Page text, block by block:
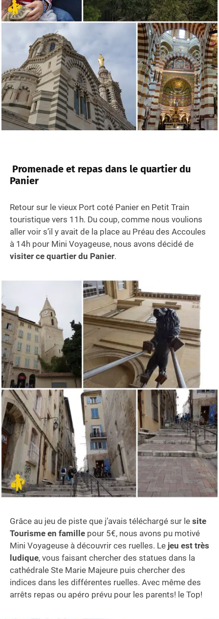
Promenade et repas dans le quartier du
Panier
Retour sur le vieux Port coté Panier en Petit Train
touristique vers 11h. Du coup, comme nous voulions
aller voir s’il y avait de la place au Préau des Accoules
à 14h pour Mini Voyageuse, nous avons décidé de
visiter ce quartier du Panier.
Grâce au jeu de piste que j’avais téléchargé sur le site
Tourisme en famille pour 5€, nous avons pu motivé
Mini Voyageuse à découvrir ces ruelles. Le jeu est très
ludique, vous faisant chercher des statues dans la
cathédrale Ste Marie Majeure puis chercher des
indices dans les différentes ruelles. Avec même des
arrêts repas ou apéro prévu pour les parents! le Top!